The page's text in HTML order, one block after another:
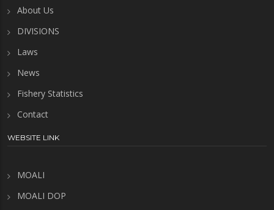
About Us
DIVISIONS
Laws
News
Fishery Statistics
Contact
WEBSITE LINK
MOALI
MOALI DOP